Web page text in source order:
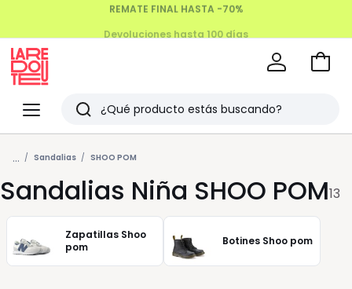
Menu
Redoute
Buscar
Últimos
artículos
vistos
Ir
... Sandalias SHOO POM
Sandalias Niña SHOO POM13
Zapatillas Shoo
pom
Botines Shoo pom